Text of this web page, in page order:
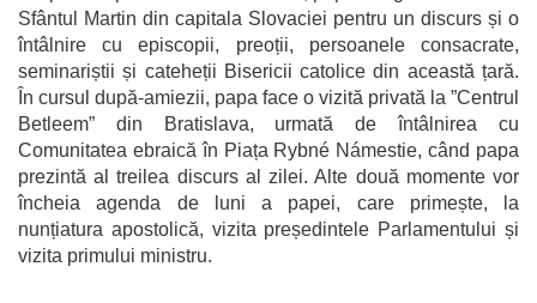
Sfântul Martin din capitala Slovaciei pentru un discurs și o
întâlnire cu episcopii, preoții, persoanele consacrate,
seminariștii și cateheții Bisericii catolice din această țară.
În cursul după-amiezii, papa face o vizită privată la ”Centrul
Betleem” din Bratislava, urmată de întâlnirea cu
Comunitatea ebraică în Piața Rybné Námestie, când papa
prezintă al treilea discurs al zilei. Alte două momente vor
încheia agenda de luni a papei, care primește, la
nunțiatura apostolică, vizita președintele Parlamentului și
vizita primului ministru.